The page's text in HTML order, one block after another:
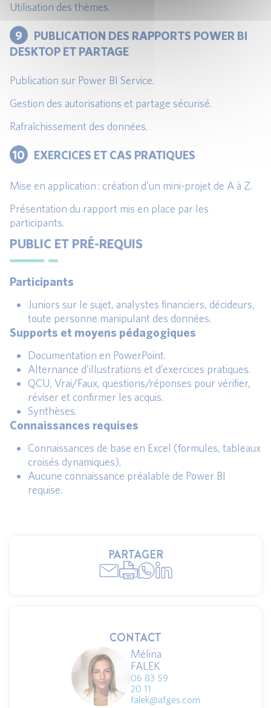
Utilisation des thèmes.
9
PUBLICATION DES RAPPORTS POWER BI
DESKTOP ET PARTAGE
Publication sur Power BI Service.
Gestion des autorisations et partage sécurisé.
Rafraîchissement des données.
10 EXERCICES ET CAS PRATIQUES
Mise en application : création d’un mini-projet de A à Z.
Présentation du rapport mis en place par les
participants.
PUBLIC ET PRÉ-REQUIS
Participants
Juniors sur le sujet, analystes financiers, décideurs,
toute personne manipulant des données.
Supports et moyens pédagogiques
Documentation en PowerPoint.
Alternance d’illustrations et d’exercices pratiques.
QCU, Vrai/Faux, questions/réponses pour vérifier,
réviser et confirmer les acquis.
Synthèses.
Connaissances requises
Connaissances de base en Excel (formules, tableaux
croisés dynamiques).
Aucune connaissance préalable de Power BI
requise.
PARTAGER
CONTACT
Mélina
FALEK
06 83 59
20 11
falek@afges.com